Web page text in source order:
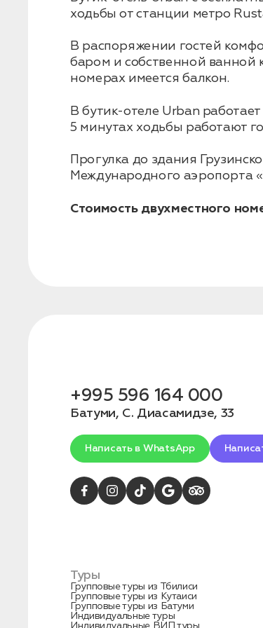
ходьбы от станции метро
В распоряжении гостей
баром и собственной ванной
номерах имеется балкон.
В бутик-отеле Urban
5 минутах ходьбы работают
Прогулка до здания
Международного аэропорта
Стоимость двухместного
+995 596 164 000
Батуми, С. Диасамидзе, 33
Написать в WhatsApp
Туры
Групповые туры из Тбилиси
Групповые туры из Кутаиси
Групповые туры из Батуми
Индивидуальные туры
Индивидуальные ВИП туры
Бронирование
Оставьте свои данные, чтобы мы
связаться с вами
Дата: 0
Кол-во человек:0
1. Выберите нужный
2. Заполните форму
Заказать трансфер